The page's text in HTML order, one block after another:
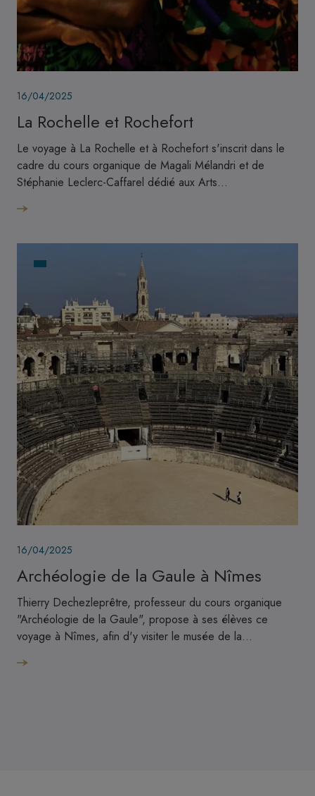
16/04/2025
La Rochelle et Rochefort
Le voyage à La Rochelle et à Rochefort s'inscrit dans le
cadre du cours organique de Magali Mélandri et de
Stéphanie Leclerc-Caffarel dédié aux Arts…
16/04/2025
Archéologie de la Gaule à Nîmes
Thierry Dechezleprêtre, professeur du cours organique
"Archéologie de la Gaule", propose à ses élèves ce
voyage à Nîmes, afin d'y visiter le musée de la…